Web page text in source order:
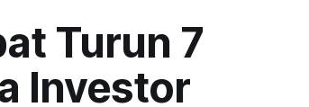
Turun 7
Investor